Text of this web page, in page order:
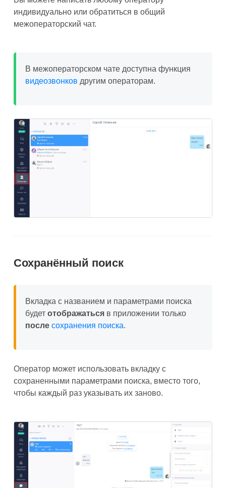
индивидуально или обратиться в общий
межоператорский чат.
В межоператорском чате доступна функция
видеозвонков другим операторам.
Сохранённый поиск
Вкладка с названием и параметрами поиска
будет отображаться в приложении только
после сохранения поиска.
Оператор может использовать вкладку с
сохраненными параметрами поиска, вместо того,
чтобы каждый раз указывать их заново.